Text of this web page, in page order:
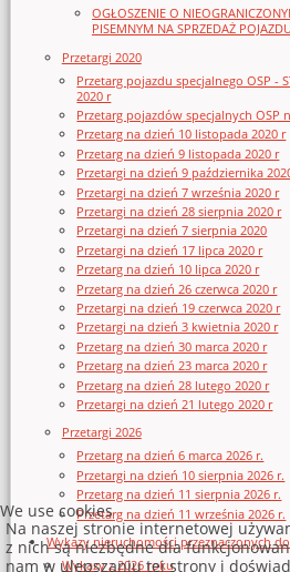
OGŁOSZENIE O
PISEMNYM NA SPRZEDAŻ
Przetargi 2020
Przetarg pojazdu specjalnego OSP -
2020 r
Przetarg pojazdów specjalnych OSP
Przetarg na dzień 10 listopada 2020 r
Przetarg na dzień 9 listopada 2020 r
Przetargi na dzień 9 października
Przetargi na dzień 7 września 2020 r
Przetargi na dzień 28 sierpnia 2020 r
Przetargi na dzień 7 sierpnia 2020
Przetargi na dzień 17 lipca 2020 r
Przetarg na dzień 10 lipca 2020 r
Przetarg na dzień 26 czerwca 2020 r
Przetargi na dzień 19 czerwca 2020 r
Przetargi na dzień 3 kwietnia 2020 r
Przetarg na dzień 30 marca 2020 r
Przetarg na dzień 23 marca 2020 r
Przetarg na dzień 28 lutego 2020 r
Przetargi na dzień 21 lutego 2020 r
Przetargi 2026
Przetarg na dzień 6 marca 2026 r.
Przetargi na dzień 10 sierpnia 2026 r.
Przetarg na dzień 11 sierpnia 2026 r.
Przetarg na dzień 11 września 2026 r.
Wykazy nieruchomości przeznaczonych
Wykazy z 2026 roku
We use cookies
Na naszej stronie internetowej
z nich są niezbędne dla
nam w ulepszaniu tej strony i